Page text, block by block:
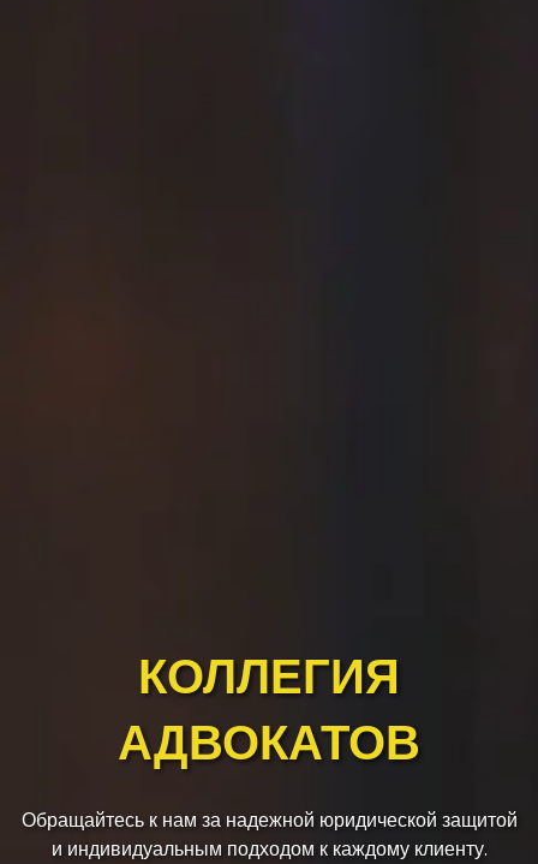
КОЛЛЕГИЯ
АДВОКАТОВ
Обращайтесь к нам за надежной юридической защитой
и индивидуальным подходом к каждому клиенту.